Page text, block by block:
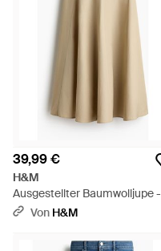
39,99 €
H&M
Ausgestellter Baumwolljupe -
Natur
Von H&M